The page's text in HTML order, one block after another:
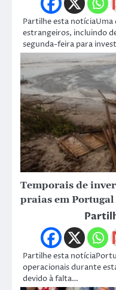
Partilhe esta
estrangeiros, incluindo
segunda-feira para
Temporais de
praias em Portugal
Partilhe esta
operacionais durante
devido à falta…